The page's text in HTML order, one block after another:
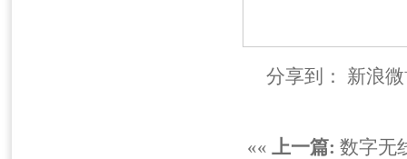
分享到： 新浪
«« 上一篇: 数字无